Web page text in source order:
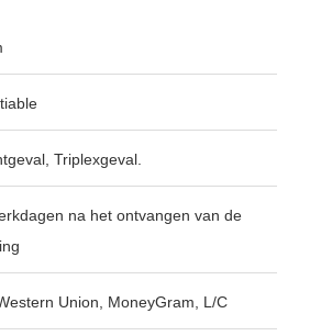
Triplexgeval.
na het ontvangen van de
Union, MoneyGram, L/C